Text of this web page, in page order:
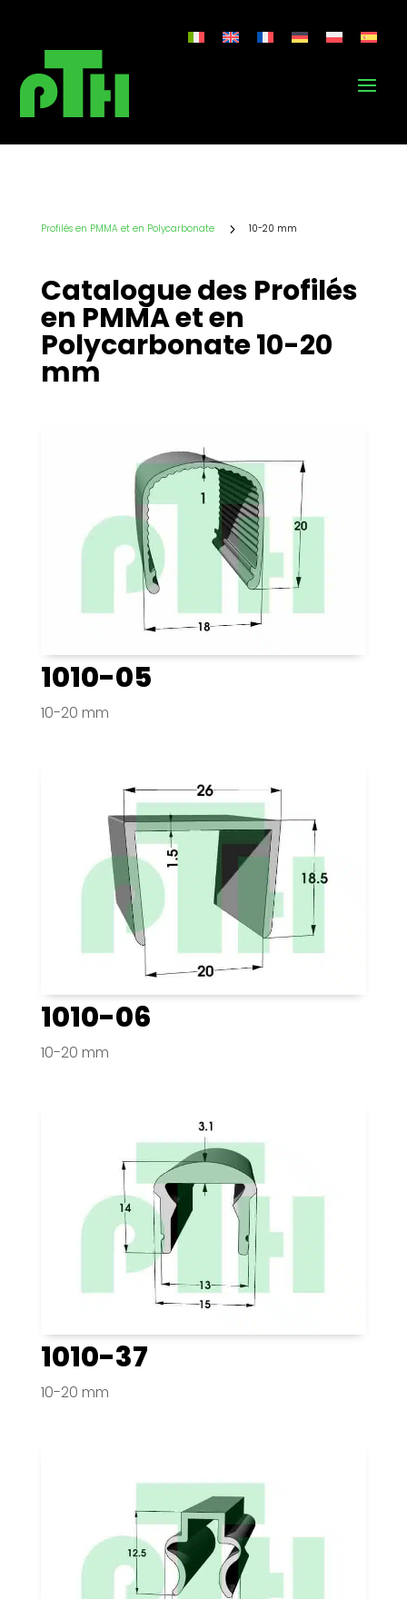
Profilés en PMMA et en Polycarbonate 5 10-20 mm
Catalogue des Profilés
en PMMA et en
Polycarbonate 10-20
mm
1010-05
10-20 mm
1010-06
10-20 mm
1010-37
10-20 mm